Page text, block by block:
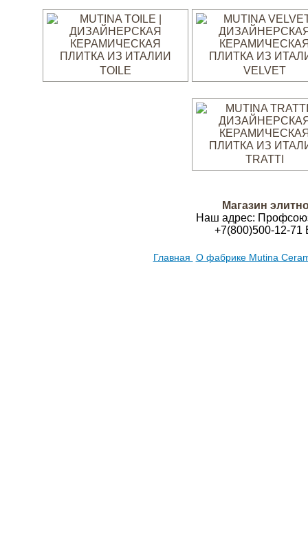
TOILE VELVET
TRATTI
Магазин
Наш адрес:
+7(800)500-12-71
Главная О фабрике Mutina